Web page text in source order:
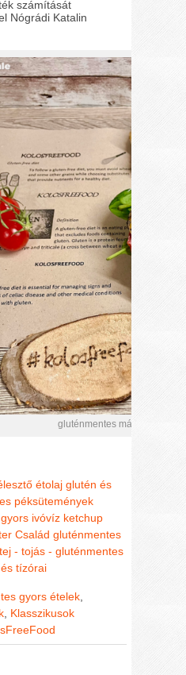
számítását
Nógrádi Katalin
gluténmentes mákos
étolaj glutén és
péksütemények
gyors ivóvíz ketchup
Család gluténmentes
tej - tojás - gluténmentes
tízórai
gyors ételek
Klasszikusok